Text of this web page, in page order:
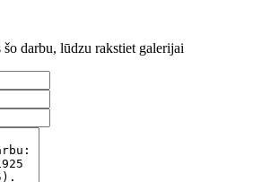
šo darbu, lūdzu rakstiet galerijai